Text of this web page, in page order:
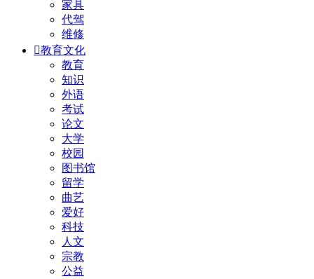
家具
代驾
维修
教育文化
教育
知识
外语
考试
论文
大学
校园
图书馆
留学
曲艺
爱好
科技
人文
宗教
公益